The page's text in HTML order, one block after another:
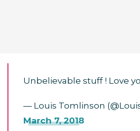
Unbelievable stuff ! Love
— Louis Tomlinson
March 7, 2018